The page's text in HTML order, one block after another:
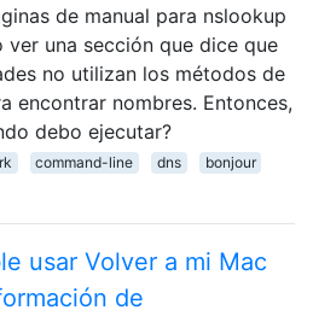
de manual para nslookup
ver una sección que dice que
no utilizan los métodos de
encontrar nombres. Entonces,
debo ejecutar?
command-line dns
bonjour
usar Volver a mi Mac
de